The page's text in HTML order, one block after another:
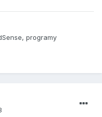
programy